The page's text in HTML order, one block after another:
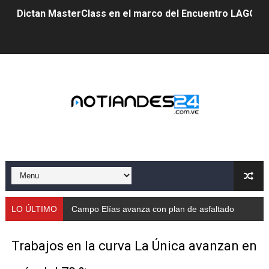
Dictan MasterClass en el marco del Encuentro LAGO
Gobernador Arnaldo Sánchez apadrina a más de 993
Mérida fortalece su reserva deportiva de cara a
Gobernación de Mérida instalará mesa de trabajo con
Fundecem ofrece taller de bordado en punto de cruz
LO ÚLTIMO Campo Elías avanza con plan de asfaltado
Trabajos en la curva La Única avanzan en